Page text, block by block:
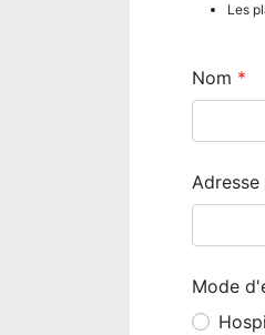
Les
Nom
Adresse
Mode